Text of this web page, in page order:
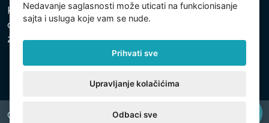
Kompanija je registrovana u Opštinskom sudu u Pragu,
odeljak C, uložak 74759, Identifikacioni broj kompanije:
26150808, Poreski identifikacioni broj: CZ26150808.
Copyright © 2026 INTEX TRADING s.r.o. All rights reserved.
Nedavanje saglasnosti može uticati na funkcionisanje
sajta i usluga koje vam se nude.
Prihvati sve
Upravljanje kolačićima
Odbaci sve